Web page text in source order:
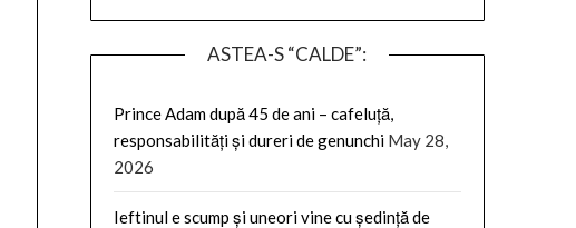
ASTEA-S “CALDE”:
Prince Adam după 45 de ani – cafeluță,
responsabilități și dureri de genunchi May 28,
2026
Ieftinul e scump și uneori vine cu ședință de